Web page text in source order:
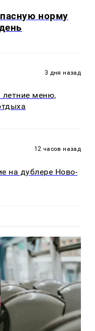
норму
3 дня назад
летние меню,
12 часов назад
на дублере Ново-